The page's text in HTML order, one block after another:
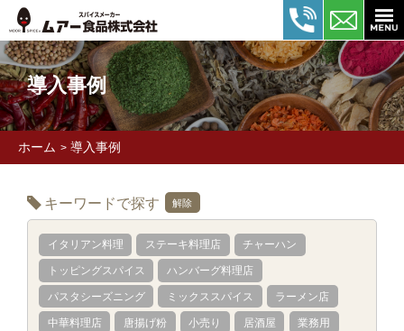
導入事例
ホーム > 導入事例
キーワードで探す 解除
イタリアン料理 ステーキ料理店 チャーハン
トッピングスパイス ハンバーグ料理店
パスタシーズニング ミックススパイス ラーメン店
中華料理店 唐揚げ粉 小売り 居酒屋 業務用